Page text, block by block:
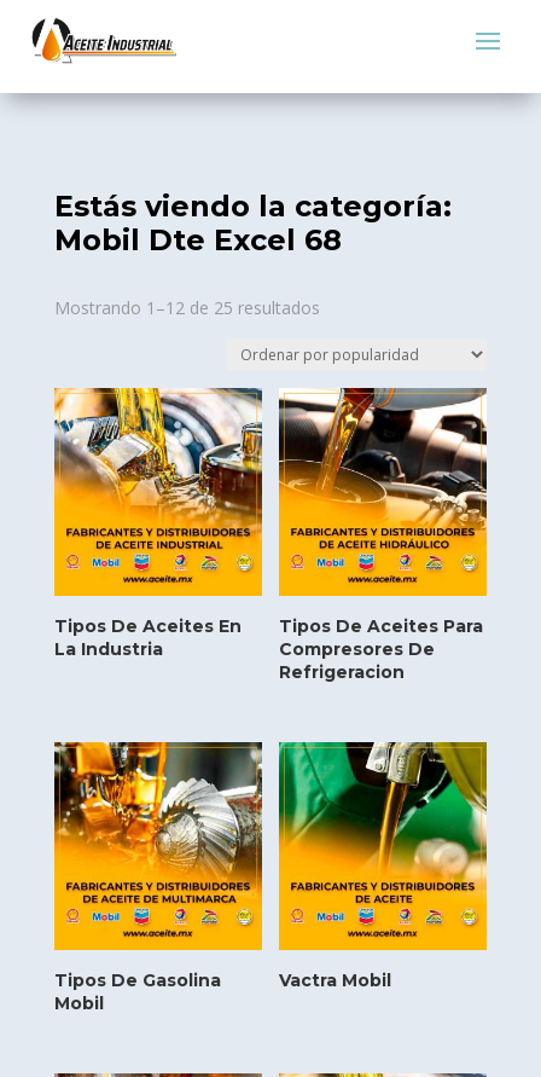
Estás viendo la categoría:
Mobil Dte Excel 68
Mostrando 1–12 de 25 resultadosSorted
popularity
Tipos De Aceites En
La Industria
Tipos De Aceites Para
Compresores De
Refrigeracion
Tipos De Gasolina
Mobil
Vactra Mobil